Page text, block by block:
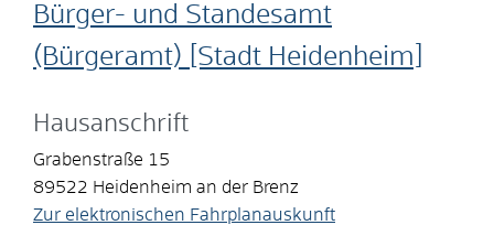
Bürger- und Standesamt
(Bürgeramt) [Stadt Heidenheim]
Hausanschrift
Grabenstraße 15
89522 Heidenheim an der Brenz
Zur elektronischen Fahrplanauskunft